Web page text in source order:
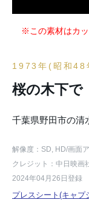
※この素材はカッ
1973年(昭和48
桜の木下で
千葉県野田市の清
解像度：SD, HD/画面
クレジット：中日映画
2024年04月26日登録
プレスシート(キャプ